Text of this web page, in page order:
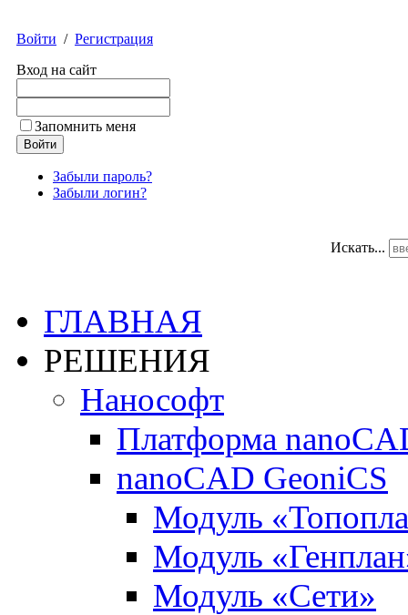
Войти / Регистрация
Вход на сайт
Запомнить меня
Забыли пароль?
Забыли логин?
Искать...
ГЛАВНАЯ
РЕШЕНИЯ
Нанософт
Платформа
nanoCAD GeoniCS
Модуль
Модуль
Модуль «Сети»